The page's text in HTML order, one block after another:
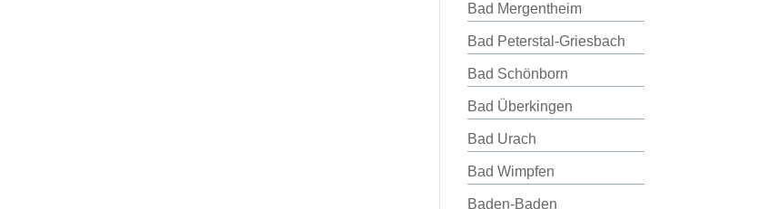
Bad Mergentheim
Bad Peterstal-Griesbach
Bad Schönborn
Bad Überkingen
Bad Urach
Bad Wimpfen
Baden-Baden